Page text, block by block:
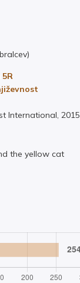
International, 2015
the yellow cat